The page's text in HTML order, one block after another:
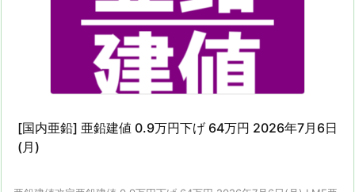
[国内亜鉛] 亜鉛建値 0.9万円下げ 64万円 2026年7月6日
(月)